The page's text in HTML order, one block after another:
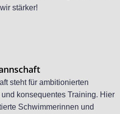
stärker!
steht für ambitionierten
konsequentes Training. Hier
Schwimmerinnen und